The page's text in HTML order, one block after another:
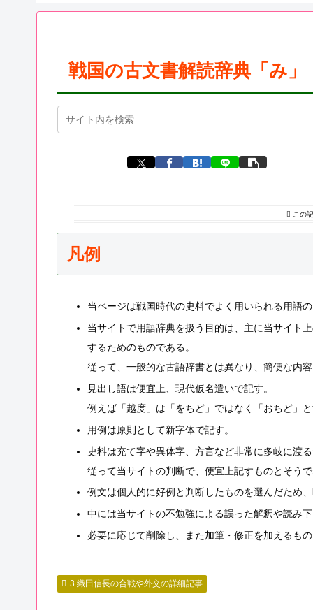
戦国の古文書解読辞典「み」
この
凡例
当ページは戦国時代の史料でよく用いられる用語
当サイトで用語辞典を扱う目的は、主に当サイト
するためのものである。
従って、一般的な古語辞書とは異なり、簡便な内
見出し語は便宜上、現代仮名遣いで記す。
例えば「越度」は「をちど」ではなく「おちど」
用例は原則として新字体で記す。
史料は充て字や異体字、方言など非常に多岐に渡
従って当サイトの判断で、便宜上記すものとそう
例文は個人的に好例と判断したものを選んだため
中には当サイトの不勉強による誤った解釈や読み
必要に応じて削除し、また加筆・修正を加えるも
3.織田信長の合戦や外交の詳細記事